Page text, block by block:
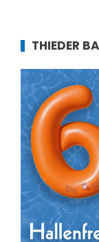
THIEDER